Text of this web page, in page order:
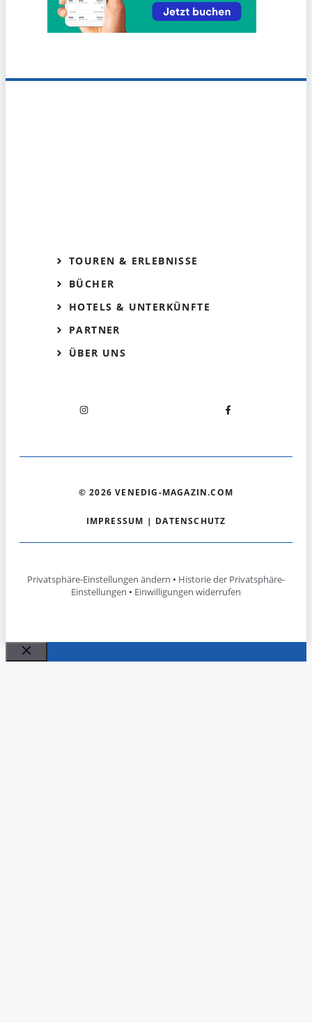
TOUREN & ERLEBNISSE
BÜCHER
HOTELS & UNTERKÜNFTE
PARTNER
ÜBER UNS
© 2026 VENEDIG-MAGAZIN.COM
IMPRESSUM | DATENSCHUTZ
Privatsphäre-Einstellungen ändern • Historie der Privatsphäre-
Einstellungen • Einwilligungen widerrufen
Schließen